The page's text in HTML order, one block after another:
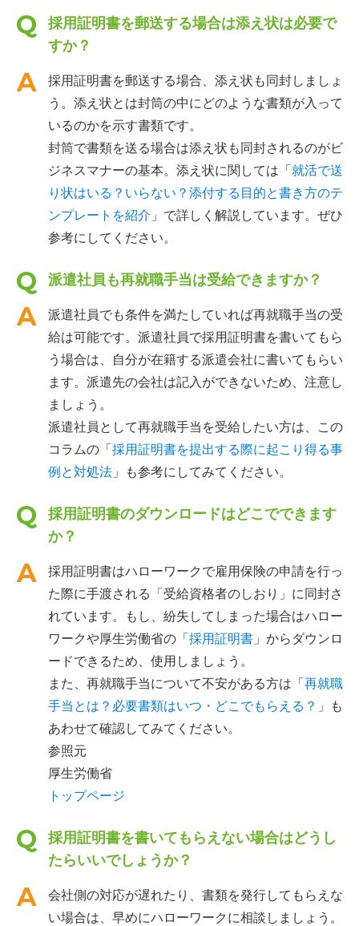
採用証明書を郵送する場合は添え状は必要で
すか？
採用証明書を郵送する場合、添え状も同封しましょ
う。添え状とは封筒の中にどのような書類が入って
いるのかを示す書類です。
封筒で書類を送る場合は添え状も同封されるのがビ
ジネスマナーの基本。添え状に関しては「就活で送
り状はいる？いらない？添付する目的と書き方のテ
ンプレートを紹介 」で詳しく解説しています。ぜひ
参考にしてください。
派遣社員も再就職手当は受給できますか？
派遣社員でも条件を満たしていれば再就職手当の受
給は可能です。派遣社員で採用証明書を書いてもら
う場合は、自分が在籍する派遣会社に書いてもらい
ます。派遣先の会社は記入ができないため、注意し
ましょう。
派遣社員として再就職手当を受給したい方は、この
コラムの「採用証明書を提出する際に起こり得る事
例と対処法 」も参考にしてみてください。
採用証明書のダウンロードはどこでできます
か？
採用証明書はハローワークで雇用保険の申請を行っ
た際に手渡される「受給資格者のしおり」に同封さ
れています。もし、紛失してしまった場合はハロー
ワークや厚生労働省の「採用証明書 」からダウンロ
ードできるため、使用しましょう。
また、再就職手当について不安がある方は「再就職
手当とは？必要書類はいつ・どこでもらえる？ 」も
あわせて確認してみてください。
参照元
厚生労働省
トップページ
採用証明書を書いてもらえない場合はどうし
たらいいでしょうか？
会社側の対応が遅れたり、書類を発行してもらえな
い場合は、早めにハローワークに相談しましょう。